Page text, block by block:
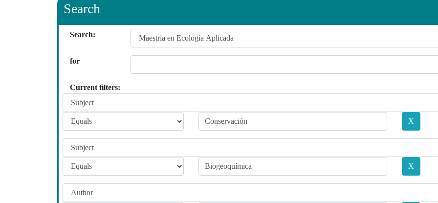
Search
Search:
for
Current filters: